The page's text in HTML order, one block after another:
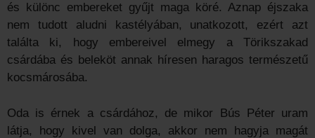
és különc embereket gyűjt maga köré. Aznap éjszaka
nem tudott aludni kastélyában, unatkozott, ezért azt
találta ki, hogy embereivel elmegy a Törikszakad
csárdába és beleköt annak híresen haragos természetű
kocsmárosába.
Oda is érnek a csárdához, de mikor Bús Péter uram
látja, hogy kivel van dolga, akkor nem hagyja magát